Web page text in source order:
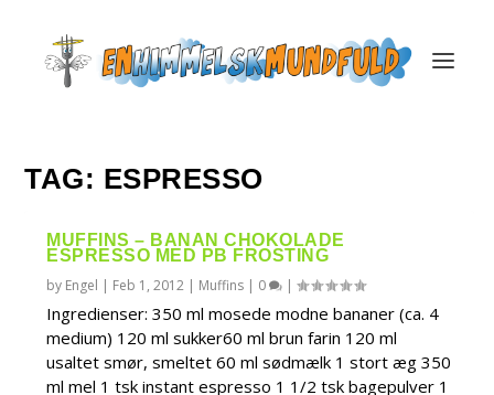
TAG: ESPRESSO
MUFFINS – BANAN CHOKOLADE
ESPRESSO MED PB FROSTING
by Engel | Feb 1, 2012 | Muffins | 0 |
Ingredienser: 350 ml mosede modne bananer (ca. 4
medium) 120 ml sukker60 ml brun farin 120 ml
usaltet smør, smeltet 60 ml sødmælk 1 stort æg 350
ml mel 1 tsk instant espresso 1 1/2 tsk bagepulver 1